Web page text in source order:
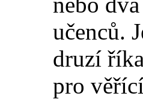
učenců.
druzí
pro